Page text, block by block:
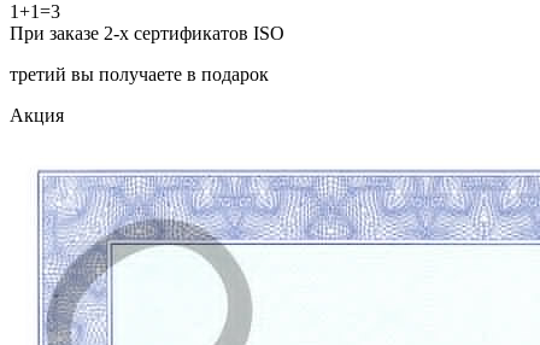
1+1=3
При заказе 2-х сертификатов ISO
третий вы получаете в подарок
Акция